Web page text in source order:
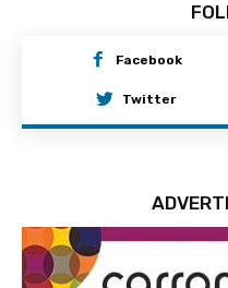
Facebook
Twitter